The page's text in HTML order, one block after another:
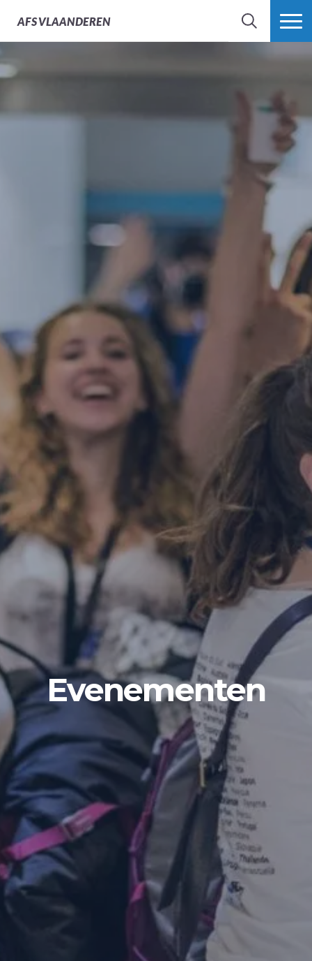
AFSVLAANDEREN
ZOEK MEER
Evenementen